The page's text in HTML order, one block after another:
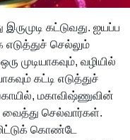
கட்டுவது. ஐயப்ப
எடுத்துச் செல்லும்
முடியாகவும், வழியில்
கட்டி எடுத்துச்
மகாவிஷ்ணுவின்
வைத்து செல்வார்கள்.
கொண்டே